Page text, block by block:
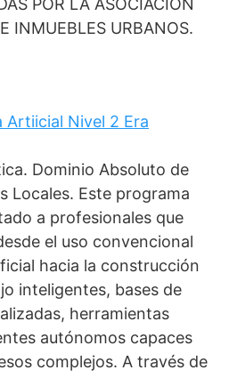
POR LA ASOCIACIÓN
INMUEBLES URBANOS.
Artiicial Nivel 2 Era
Dominio Absoluto de
Locales. Este programa
a profesionales que
el uso convencional
hacia la construcción
inteligentes, bases de
herramientas
autónomos capaces
complejos. A través de